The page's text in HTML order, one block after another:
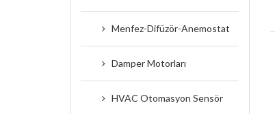
Menfez-Difüzör-Anemostat
Damper Motorları
HVAC Otomasyon Sensör